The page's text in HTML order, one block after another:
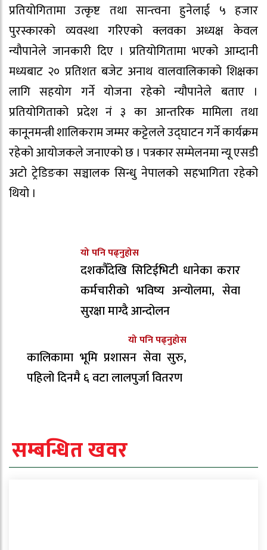
प्रतियोगितामा उत्कृष्ट तथा सान्त्वना हुनेलाई ५ हजार
पुरस्कारको व्यवस्था गरिएको क्लवका अध्यक्ष केवल
न्यौपानेले जानकारी दिए । प्रतियोगितामा भएको आम्दानी
मध्यबाट २० प्रतिशत बजेट अनाथ वालवालिकाको शिक्षका
लागि सहयोग गर्ने योजना रहेको न्यौपानेले बताए ।
प्रतियोगिताको प्रदेश नं ३ का आन्तरिक मामिला तथा
कानूनमन्त्री शालिकराम जम्मर कट्टेलले उद्घाटन गर्ने कार्यक्रम
रहेको आयोजकले जनाएको छ । पत्रकार सम्मेलनमा न्यू एसडी
अटो ट्रेडिङका सञ्चालक सिन्धु नेपालको सहभागिता रहेको
थियो ।
यो पनि पढ्नुहोस
दशकौँदेखि सिटिईभिटी धानेका करार
कर्मचारीको भविष्य अन्योलमा, सेवा
सुरक्षा माग्दै आन्दोलन
यो पनि पढ्नुहोस
कालिकामा भूमि प्रशासन सेवा सुरु,
पहिलो दिनमै ६ वटा लालपुर्जा वितरण
सम्बन्धित खवर